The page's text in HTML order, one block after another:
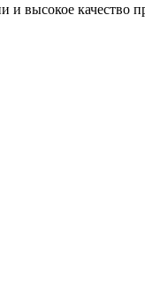
высокое качество